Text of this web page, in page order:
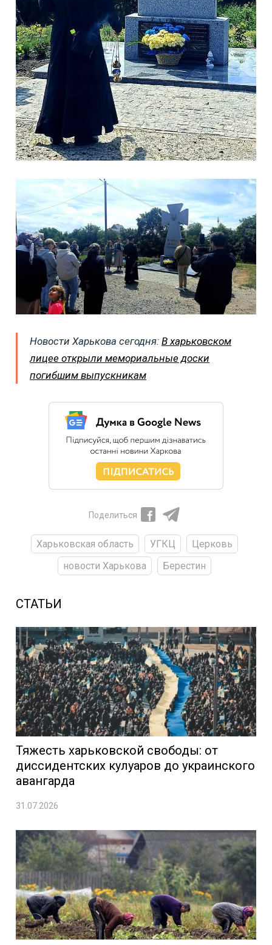
Новости Харькова сегодня: В харьковском
лицее открыли мемориальные доски
погибшим выпускникам
Поделиться
Харьковская область УГКЦ
Церковь
новости Харькова
Берестин
СТАТЬИ
Тяжесть харьковской свободы: от
диссидентских кулуаров до украинского
авангарда
31.07.2026